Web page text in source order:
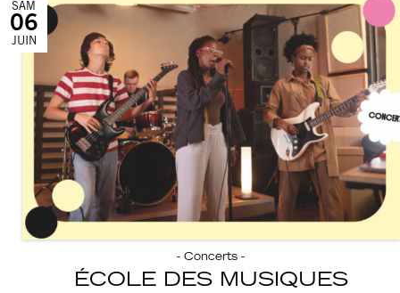
- Concerts -
ÉCOLE DES MUSIQUES
SAM
06
JUIN